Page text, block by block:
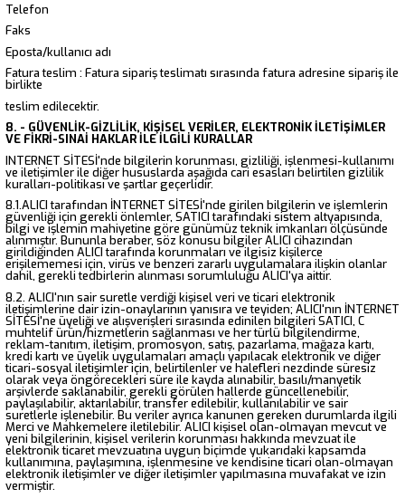
Telefon
Faks
Eposta/kullanıcı adı
Fatura teslim : Fatura sipariş teslimatı sırasında fatura adresine sipariş ile
birlikte
teslim edilecektir.
8. - GÜVENLİK-GİZLİLİK, KİŞİSEL VERİLER, ELEKTRONİK İLETİŞİMLER
VE FİKRİ-SINAİ HAKLAR İLE İLGİLİ KURALLAR
INTERNET SİTESİ'nde bilgilerin korunması, gizliliği, işlenmesi-kullanımı
ve iletişimler ile diğer hususlarda aşağıda cari esasları belirtilen gizlilik
kuralları-politikası ve şartlar geçerlidir.
8.1.ALICI tarafından İNTERNET SİTESİ'nde girilen bilgilerin ve işlemlerin
güvenliği için gerekli önlemler, SATICI tarafındaki sistem altyapısında,
bilgi ve işlemin mahiyetine göre günümüz teknik imkanları ölçüsünde
alınmıştır. Bununla beraber, söz konusu bilgiler ALICI cihazından
girildiğinden ALICI tarafında korunmaları ve ilgisiz kişilerce
erişilememesi için, virüs ve benzeri zararlı uygulamalara ilişkin olanlar
dahil, gerekli tedbirlerin alınması sorumluluğu ALICI'ya aittir.
8.2. ALICI'nın sair suretle verdiği kişisel veri ve ticari elektronik
iletişimlerine dair izin-onaylarının yanısıra ve teyiden; ALICI'nın İNTERNET
SİTESİ'ne üyeliği ve alışverişleri sırasında edinilen bilgileri SATICI, C
muhtelif ürün/hizmetlerin sağlanması ve her türlü bilgilendirme,
reklam-tanıtım, iletişim, promosyon, satış, pazarlama, mağaza kartı,
kredi kartı ve üyelik uygulamaları amaçlı yapılacak elektronik ve diğer
ticari-sosyal iletişimler için, belirtilenler ve halefleri nezdinde süresiz
olarak veya öngörecekleri süre ile kayda alınabilir, basılı/manyetik
arşivlerde saklanabilir, gerekli görülen hallerde güncellenebilir,
paylaşılabilir, aktarılabilir, transfer edilebilir, kullanılabilir ve sair
suretlerle işlenebilir. Bu veriler ayrıca kanunen gereken durumlarda ilgili
Merci ve Mahkemelere iletilebilir. ALICI kişisel olan-olmayan mevcut ve
yeni bilgilerinin, kişisel verilerin korunması hakkında mevzuat ile
elektronik ticaret mevzuatına uygun biçimde yukarıdaki kapsamda
kullanımına, paylaşımına, işlenmesine ve kendisine ticari olan-olmayan
elektronik iletişimler ve diğer iletişimler yapılmasına muvafakat ve izin
vermiştir.